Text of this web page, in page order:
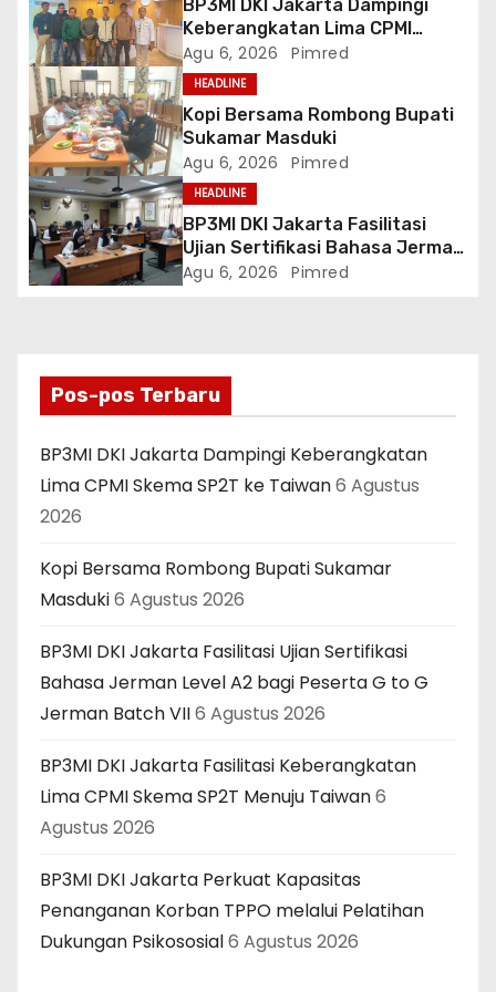
s
BP3MI DKI Jakarta Dampingi
Keberangkatan Lima CPMI
Skema SP2T ke Taiwan
Agu 6, 2026 Pimred
HEADLINE
Kopi Bersama Rombong Bupati
Sukamar Masduki
Agu 6, 2026 Pimred
HEADLINE
BP3MI DKI Jakarta Fasilitasi
Ujian Sertifikasi Bahasa Jerman
Level A2 bagi Peserta G to G
Agu 6, 2026 Pimred
Pos-pos Terbaru
BP3MI DKI Jakarta Dampingi Keberangkatan
Lima CPMI Skema SP2T ke Taiwan6 Agustus
2026
Kopi Bersama Rombong Bupati Sukamar
Masduki6 Agustus 2026
BP3MI DKI Jakarta Fasilitasi Ujian Sertifikasi
Bahasa Jerman Level A2 bagi Peserta G to G
Jerman Batch VII6 Agustus 2026
BP3MI DKI Jakarta Fasilitasi Keberangkatan
Lima CPMI Skema SP2T Menuju Taiwan6
Agustus 2026
BP3MI DKI Jakarta Perkuat Kapasitas
Penanganan Korban TPPO melalui Pelatihan
Dukungan Psikososial6 Agustus 2026